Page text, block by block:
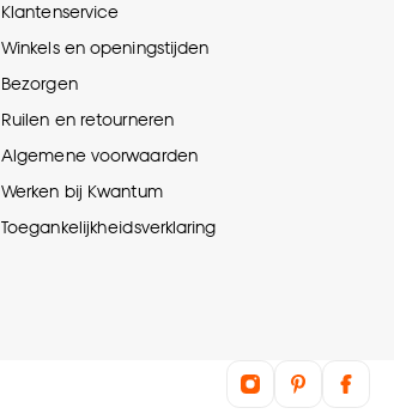
Klantenservice
Winkels en openingstijden
Bezorgen
Ruilen en retourneren
Algemene voorwaarden
Werken bij Kwantum
Toegankelijkheidsverklaring